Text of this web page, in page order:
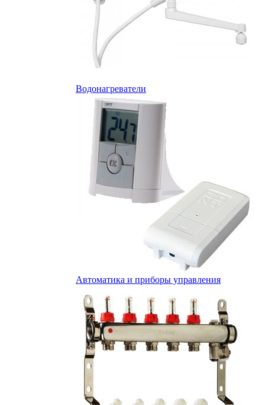
Водонагреватели
Автоматика и приборы управления